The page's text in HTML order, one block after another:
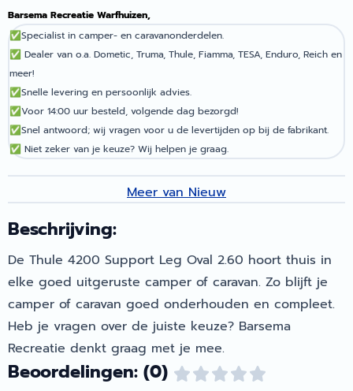
Barsema Recreatie Warfhuizen,
✅Specialist in camper- en caravanonderdelen.
✅ Dealer van o.a. Dometic, Truma, Thule, Fiamma, TESA, Enduro, Reich en
meer!
✅Snelle levering en persoonlijk advies.
✅Voor 14:00 uur besteld, volgende dag bezorgd!
✅Snel antwoord; wij vragen voor u de levertijden op bij de fabrikant.
✅ Niet zeker van je keuze? Wij helpen je graag.
Meer van Nieuw
Beschrijving:
De Thule 4200 Support Leg Oval 2.60 hoort thuis in
elke goed uitgeruste camper of caravan. Zo blijft je
camper of caravan goed onderhouden en compleet.
Heb je vragen over de juiste keuze? Barsema
Recreatie denkt graag met je mee.
Beoordelingen: (0)